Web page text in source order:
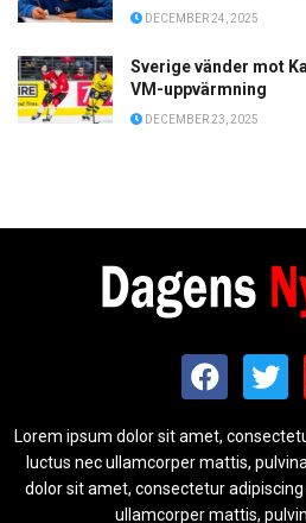
DECEMBER 24, 2025
Sverige vänder mot
VM-uppvärmning
DECEMBER 23, 2025
Lorem ipsum dolor sit amet,
luctus nec ullamcorper mattis,
dolor sit amet, consectetur
ullamcorper mattis,